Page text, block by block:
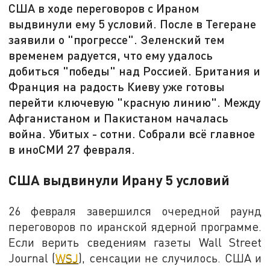
США в ходе переговоров с Ираном
выдвинули ему 5 условий. После в Тегеране
заявили о "прогрессе". Зеленский тем
временем радуется, что ему удалось
добиться "победы" над Россией. Британия и
Франция на радость Киеву уже готовы
перейти ключевую "красную линию". Между
Афганистаном и Пакистаном началась
война. Убитых - сотни. Собрали всё главное
в иноСМИ 27 февраля.
США выдвинули Ирану 5 условий
26 февраля завершился очередной раунд
переговоров по иранской ядерной программе.
Если верить сведениям газеты Wall Street
Journal (WSJ), сенсации не случилось. США и